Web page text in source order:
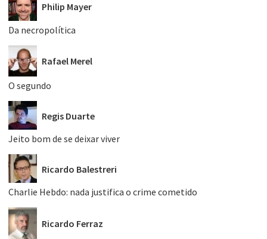
Philip Mayer
Da necropolítica
Rafael Merel
O segundo
Regis Duarte
Jeito bom de se deixar viver
Ricardo Balestreri
Charlie Hebdo: nada justifica o crime cometido
Ricardo Ferraz